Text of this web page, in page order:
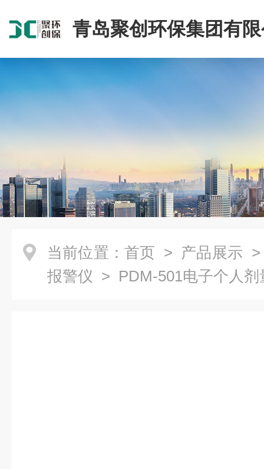
青岛聚创环保集团有
当前位置： 首页 > 产品展示
报警仪 > PDM-501电子个人剂